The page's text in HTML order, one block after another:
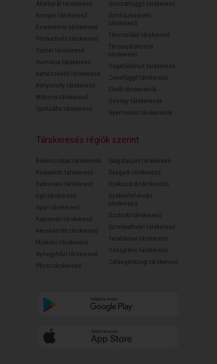
Állatbarát társkereső
Bringás társkereső
Ezermester társkereső
Filmkedvelő társkereső
Gamer társkereső
Humoros társkereső
Kertészkedő társkereső
Könyvmoly társkereső
Motoros társkereső
Spirituális társkereső
Sorozatfüggő társkereső
Színházkedvelő
társkereső
Táncoslábú társkereső
Társasjátékozós
társkereső
Vegetáriánus társkereső
Zenefüggő társkereső
Elvált társkeresők
Özvegy társkeresők
Gyermekes társkeresők
Társkeresés régiók szerint
Békéscsabai társkereső
Budapesti társkereső
Debreceni társkereső
Egri társkereső
Győri társkereső
Kaposvári társkereső
Kecskeméti társkereső
Miskolci társkereső
Nyíregyházi társkereső
Pécsi társkereső
Salgótarjáni társkereső
Szegedi társkereső
Szekszárdi társkereső
Székesfehérvári
társkereső
Szolnoki társkereső
Szombathelyi társkereső
Tatabányai társkereső
Veszprémi társkereső
Zalaegerszegi társkereső